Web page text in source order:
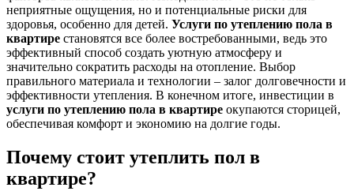
неприятные ощущения, но и потенциальные риски для
здоровья, особенно для детей. Услуги по утеплению пола в
квартире становятся все более востребованными, ведь это
эффективный способ создать уютную атмосферу и
значительно сократить расходы на отопление. Выбор
правильного материала и технологии – залог долговечности и
эффективности утепления. В конечном итоге, инвестиции в
услуги по утеплению пола в квартире окупаются сторицей,
обеспечивая комфорт и экономию на долгие годы.
Почему стоит утеплить пол в
квартире?